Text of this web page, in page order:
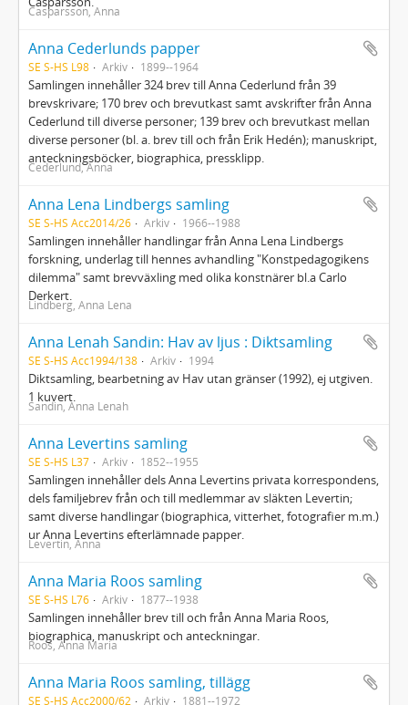
Casparsson, Anna
Anna Cederlunds papper
SE S-HS L98 Arkiv 1899--1964
Samlingen innehåller 324 brev till Anna Cederlund från 39
brevskrivare; 170 brev och brevutkast samt avskrifter från Anna
Cederlund till diverse personer; 139 brev och brevutkast mellan
diverse personer (bl. a. brev till och från Erik Hedén); manuskript,
anteckningsböcker, biographica, pressklipp.
Cederlund, Anna
Anna Lena Lindbergs samling
SE S-HS Acc2014/26 Arkiv 1966--1988
Samlingen innehåller handlingar från Anna Lena Lindbergs
forskning, underlag till hennes avhandling "Konstpedagogikens
dilemma" samt brevväxling med olika konstnärer bl.a Carlo
Derkert.
Lindberg, Anna Lena
Anna Lenah Sandin: Hav av ljus : Diktsamling
SE S-HS Acc1994/138 Arkiv 1994
Diktsamling, bearbetning av Hav utan gränser (1992), ej utgiven.
1 kuvert.
Sandin, Anna Lenah
Anna Levertins samling
SE S-HS L37 Arkiv 1852--1955
Samlingen innehåller dels Anna Levertins privata korrespondens,
dels familjebrev från och till medlemmar av släkten Levertin;
samt diverse handlingar (biographica, vitterhet, fotografier m.m.)
ur Anna Levertins efterlämnade papper.
Levertin, Anna
Anna Maria Roos samling
SE S-HS L76 Arkiv 1877--1938
Samlingen innehåller brev till och från Anna Maria Roos,
biographica, manuskript och anteckningar.
Roos, Anna Maria
Anna Maria Roos samling, tillägg
SE S-HS Acc2000/62 Arkiv 1881--1972